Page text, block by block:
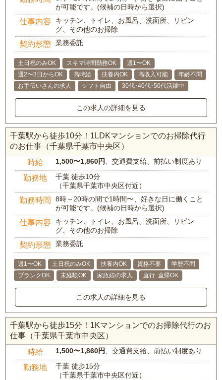
が可能です。(候補の日時から選択)
仕事内容
キッチン、トイレ、お風呂、洗面所、リビン
グ、その他のお掃除
契約形態 業務委託
土日祝のみOK スキマ時間勤務OK
週1〜OK
週2〜3日からOK
高時給 扶養内OK 高収入可能
年齢不問
お手伝いさんの求人
シフト自由 30代･40代･50代活躍中
この求人の詳細を見る
千葉駅から徒歩10分！1LDKマンションでのお掃除代行
のお仕事（千葉県千葉市中央区）
時給 1,500〜1,860円、交通費支給、前払い制度あり
勤務地
千葉 徒歩10分
（千葉県千葉市中央区付近）
勤務時間
8時～20時の間で1時間〜、好きな日に働くこと
が可能です。(候補の日時から選択)
仕事内容
キッチン、トイレ、お風呂、洗面所、リビン
グ、その他のお掃除
契約形態 業務委託
週1〜OK 土日祝のみOK 扶養内OK 資格不要
学歴不問
ブランクOK
未経験OK 家政婦の求人 直行･直帰OK
この求人の詳細を見る
千葉駅から徒歩15分！1Kマンションでのお掃除代行のお
仕事（千葉県千葉市中央区）
時給 1,500〜1,860円、交通費支給、前払い制度あり
勤務地
千葉 徒歩15分
（千葉県千葉市中央区付近）